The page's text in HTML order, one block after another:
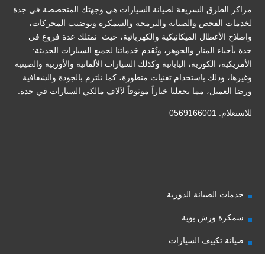
مراكز الطرق السريعة لصيانة السيارات هي وجهتك المتخصصة في جدة
لخدمات الفحص والصيانة والبرمجة والسمكرة وتوضيب المحركات،
واصلاح الأعطال الميكانيكية والكهربائية، حيث نمتلك عدة فروع في
جدة بأحياء المنار والجوهر، ونُقدم خدماتنا لجميع السيارات الحديثة:
الأمريكية، الكورية، اليابانية وكذلك السيارات الألمانية والأوربية والصينية
وغيرها، وذلك باستخدام تقنيات متطورة، كما نلتزم بالجودة والشفافية
ورضا العميل، مما يجعلنا خياراً موثوقاً لآلاف مالكي السيارات في جدة.
للاستعلام: 0569166001
خدمات الصيانة الدورية
سمكرة ورش بوية
صيانة تكييف السيارات